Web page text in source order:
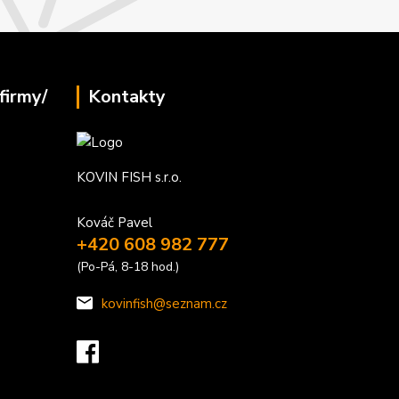
Kontakty
KOVIN FISH s.r.o.
Kováč Pavel
+420 608 982 777
(Po-Pá, 8-18 hod.)
kovinfish@seznam.cz